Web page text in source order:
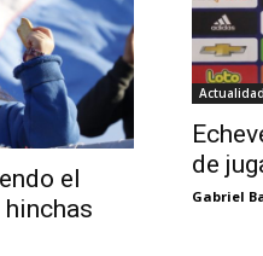
el
Actualidad
de
Gabriel